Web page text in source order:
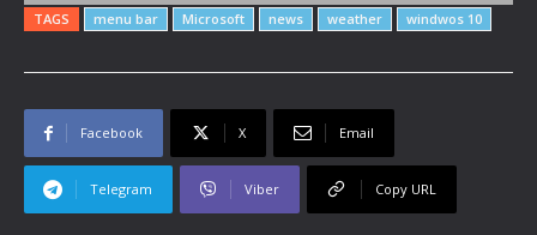
TAGS menu bar Microsoft news weather windwos 10
Facebook X Email
Telegram Viber Copy URL